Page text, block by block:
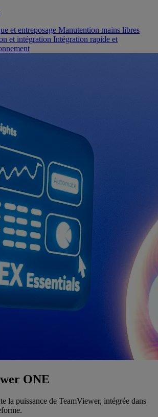
et entreposage Manutention mains libres
et intégration Intégration rapide et
ONE
la puissance de TeamViewer, intégrée dans